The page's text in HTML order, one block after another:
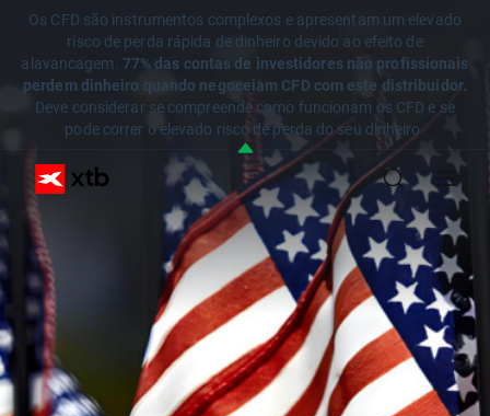
Os CFD são instrumentos complexos e apresentam um elevado
risco de perda rápida de dinheiro devido ao efeito de
alavancagem. 77% das contas de investidores não profissionais
perdem dinheiro quando negoceiam CFD com este distribuidor.
Deve considerar se compreende como funcionam os CFD e se
pode correr o elevado risco de perda do seu dinheiro.